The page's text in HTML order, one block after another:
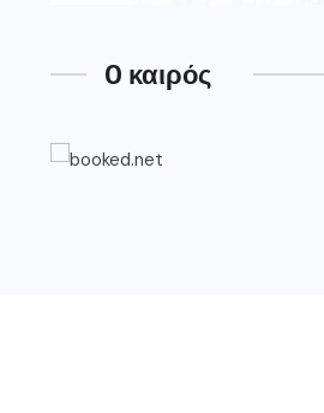
O καιρός